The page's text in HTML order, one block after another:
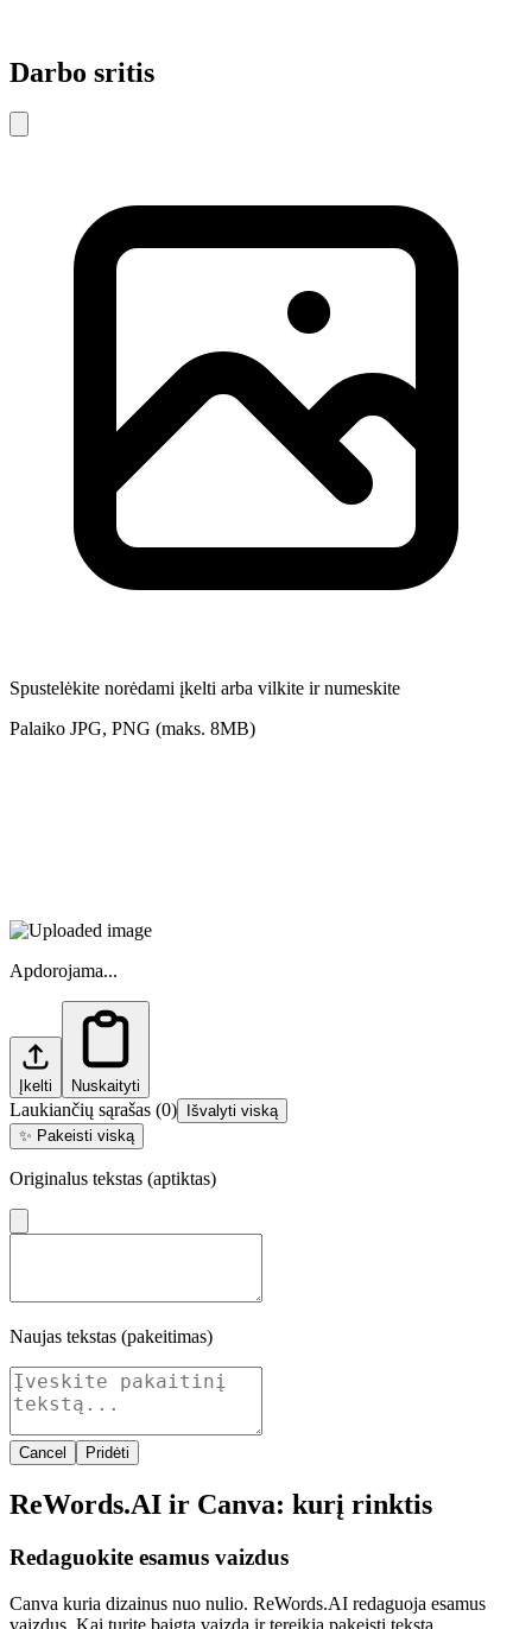
Darbo sritis
Spustelėkite norėdami įkelti arba vilkite ir numeskite
Palaiko JPG, PNG (maks. 8MB)
Apdorojama...
Įkelti Nuskaityti
Laukiančių sąrašas (0)
Išvalyti viską
✨ Pakeisti viską
Originalus tekstas (aptiktas)
Naujas tekstas (pakeitimas)
Cancel Pridėti
ReWords.AI ir Canva: kurį rinktis
Redaguokite esamus vaizdus
Canva kuria dizainus nuo nulio. ReWords.AI redaguoja esamus
vaizdus. Kai turite baigtą vaizdą ir tereikia pakeisti tekstą,